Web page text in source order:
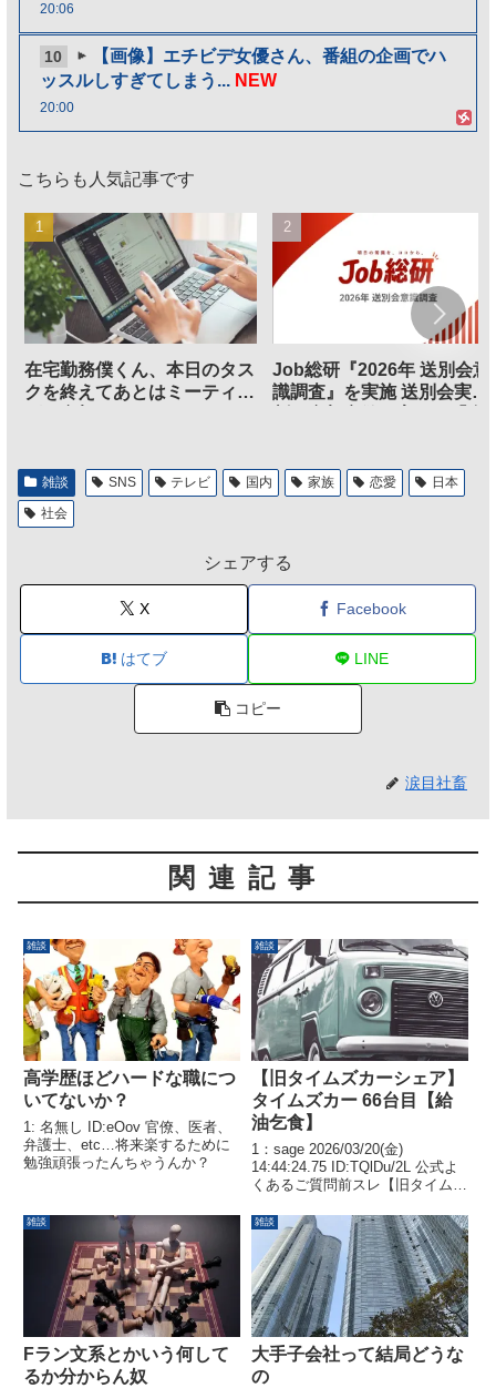
20:06
10
【画像】エチビデ女優さん、番組の企画でハ
ッスルしすぎてしまう... NEW
20:00
こちらも人気記事です
在宅勤務僕くん、本日のタス
クを終えてあとはミーティン
Job総研『2026年 送別会意
識調査』を実施 送別会実施
雑談 SNS テレビ 国内 家族 恋愛
日本
社会
シェアする
X Facebook
はてブ LINE
コピー
涙目社畜
関連記事
雑談
高学歴ほどハードな職につ
いてないか？
1: 名無し ID:eOov 官僚、医者、
弁護士、etc…将来楽するために
勉強頑張ったんちゃうんか？
雑談
【旧タイムズカーシェア】
タイムズカー 66台目【給
油乞食】
1：sage 2026/03/20(金)
14:44:24.75 ID:TQlDu/2L 公式よ
くあるご質問前スレ【旧タイムズ
目【給油乞食】【旧タイムズカー
シェア】タイムズカー 64台目
【給油乞食】【旧タイム...
雑談
Fラン文系とかいう何して
るか分からん奴
雑談
大手子会社って結局どうな
の